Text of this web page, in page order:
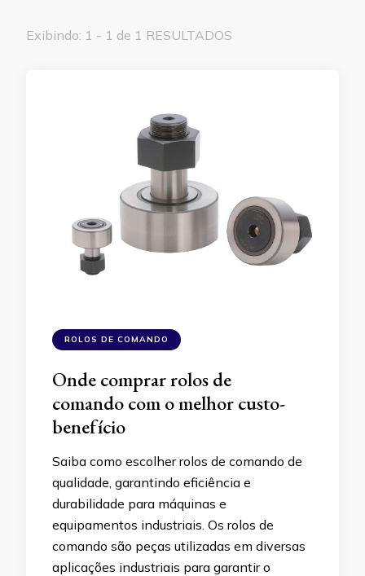
Exibindo: 1 - 1 de 1 RESULTADOS
ROLOS DE COMANDO
Onde comprar rolos de
comando com o melhor custo-
benefício
Saiba como escolher rolos de comando de
qualidade, garantindo eficiência e
durabilidade para máquinas e
equipamentos industriais. Os rolos de
comando são peças utilizadas em diversas
aplicações industriais para garantir o